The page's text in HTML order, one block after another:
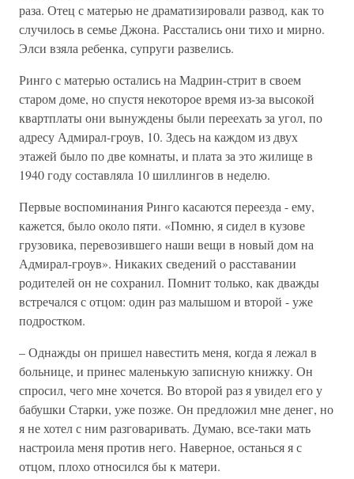
раза. Отец с матерью не драматизировали развод, как то
случилось в семье Джона. Расстались они тихо и мирно.
Элси взяла ребенка, супруги развелись.
Ринго с матерью остались на Мадрин-стрит в своем
старом доме, но спустя некоторое время из-за высокой
квартплаты они вынуждены были переехать за угол, по
адресу Адмирал-гроув, 10. Здесь на каждом из двух
этажей было по две комнаты, и плата за это жилище в
1940 году составляла 10 шиллингов в неделю.
Первые воспоминания Ринго касаются переезда - ему,
кажется, было около пяти. «Помню, я сидел в кузове
грузовика, перевозившего наши вещи в новый дом на
Адмирал-гроув». Никаких сведений о расставании
родителей он не сохранил. Помнит только, как дважды
встречался с отцом: один раз малышом и второй - уже
подростком.
– Однажды он пришел навестить меня, когда я лежал в
больнице, и принес маленькую записную книжку. Он
спросил, чего мне хочется. Во второй раз я увидел его у
бабушки Старки, уже позже. Он предложил мне денег, но
я не хотел с ним разговаривать. Думаю, все-таки мать
настроила меня против него. Наверное, останься я с
отцом, плохо относился бы к матери.